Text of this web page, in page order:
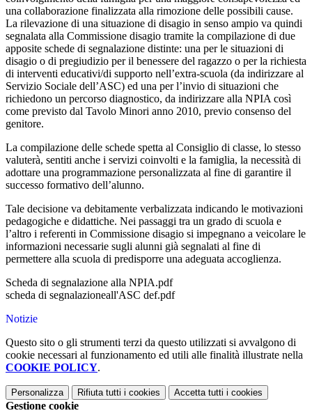
una collaborazione finalizzata alla rimozione delle possibili cause.
La rilevazione di una situazione di disagio in senso ampio va quindi
segnalata alla Commissione disagio tramite la compilazione di due
apposite schede di segnalazione distinte: una per le situazioni di
disagio o di pregiudizio per il benessere del ragazzo o per la richiesta
di interventi educativi/di supporto nell’extra-scuola (da indirizzare al
Servizio Sociale dell’ASC) ed una per l’invio di situazioni che
richiedono un percorso diagnostico, da indirizzare alla NPIA così
come previsto dal Tavolo Minori anno 2010, previo consenso del
genitore.
La compilazione delle schede spetta al Consiglio di classe, lo stesso
valuterà, sentiti anche i servizi coinvolti e la famiglia, la necessità di
adottare una programmazione personalizzata al fine di garantire il
successo formativo dell’alunno.
Tale decisione va debitamente verbalizzata indicando le motivazioni
pedagogiche e didattiche. Nei passaggi tra un grado di scuola e
l’altro i referenti in Commissione disagio si impegnano a veicolare le
informazioni necessarie sugli alunni già segnalati al fine di
permettere alla scuola di predisporre una adeguata accoglienza.
Scheda di segnalazione alla NPIA.pdf
scheda di segnalazioneall'ASC def.pdf
Notizie
Questo sito o gli strumenti terzi da questo utilizzati si avvalgono di
cookie necessari al funzionamento ed utili alle finalità illustrate nella
COOKIE POLICY.
Personalizza Rifiuta tutti i cookies Accetta tutti i cookies
Gestione cookie